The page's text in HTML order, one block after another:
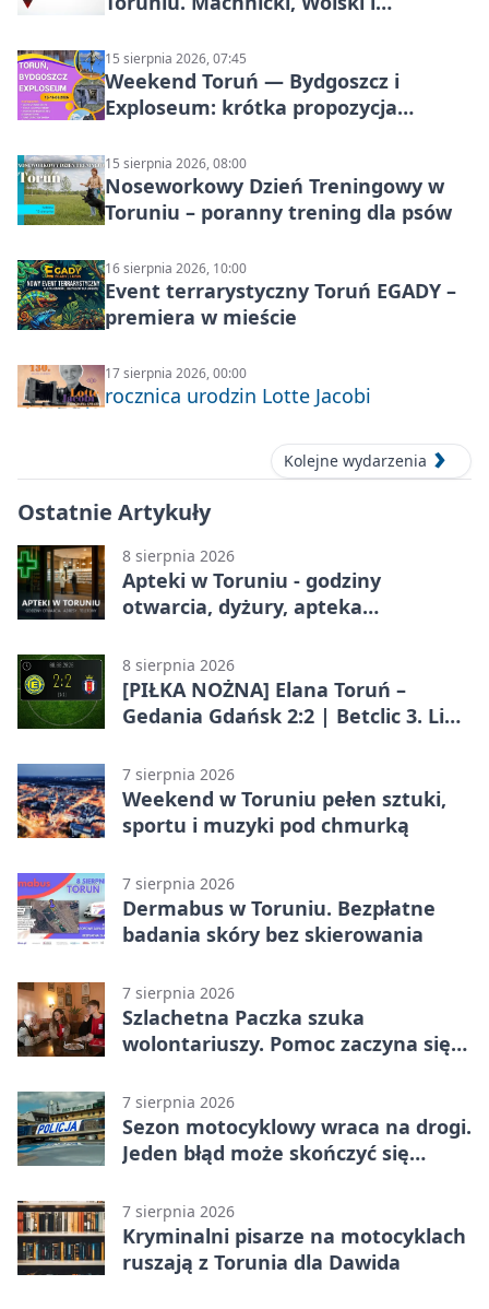
15 sierpnia 2026, 07:45
Weekend Toruń — Bydgoszcz i
Exploseum: krótka propozycja
15 sierpnia 2026, 08:00
Noseworkowy Dzień Treningowy w
Toruniu – poranny trening dla psów
16 sierpnia 2026, 10:00
Event terrarystyczny Toruń EGADY –
premiera w mieście
17 sierpnia 2026, 00:00
rocznica urodzin Lotte Jacobi
Kolejne wydarzenia
Ostatnie Artykuły
8 sierpnia 2026
Apteki w Toruniu - godziny
otwarcia, dyżury, apteka
8 sierpnia 2026
[PIŁKA NOŻNA] Elana Toruń –
Gedania Gdańsk 2:2 | Betclic 3. Liga
7 sierpnia 2026
Weekend w Toruniu pełen sztuki,
sportu i muzyki pod chmurką
7 sierpnia 2026
Dermabus w Toruniu. Bezpłatne
badania skóry bez skierowania
7 sierpnia 2026
Szlachetna Paczka szuka
wolontariuszy. Pomoc zaczyna się
7 sierpnia 2026
Sezon motocyklowy wraca na drogi.
Jeden błąd może skończyć się
7 sierpnia 2026
Kryminalni pisarze na motocyklach
ruszają z Torunia dla Dawida